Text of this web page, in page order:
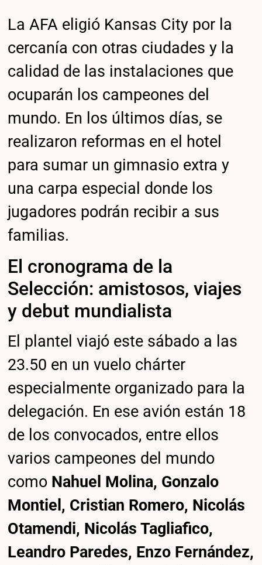
La AFA eligió Kansas City por la
cercanía con otras ciudades y la
calidad de las instalaciones que
ocuparán los campeones del
mundo. En los últimos días, se
realizaron reformas en el hotel
para sumar un gimnasio extra y
una carpa especial donde los
jugadores podrán recibir a sus
familias.
El cronograma de la
Selección: amistosos, viajes
y debut mundialista
El plantel viajó este sábado a las
23.50 en un vuelo chárter
especialmente organizado para la
delegación. En ese avión están 18
de los convocados, entre ellos
varios campeones del mundo
como Nahuel Molina, Gonzalo
Montiel, Cristian Romero, Nicolás
Otamendi, Nicolás Tagliafico,
Leandro Paredes, Enzo Fernández,